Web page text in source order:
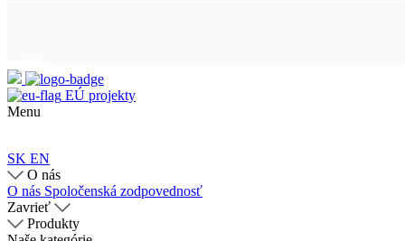
EÚ projekty
Menu
SK EN
O nás
O nás Spoločenská zodpovednosť
Zavrieť
Produkty